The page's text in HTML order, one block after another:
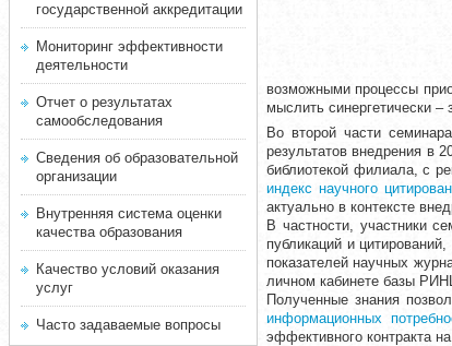
государственной аккредитации
Мониторинг эффективности
деятельности
Отчет о результатах
самообследования
Сведения об образовательной
организации
Внутренняя система оценки
качества образования
Качество условий оказания
услуг
Часто задаваемые вопросы
возможными процессы
мыслить синергетически –
Во второй части
результатов внедрения в
библиотекой филиала, с
индекс научного
актуально в контексте
В частности, участники
публикаций и
показателей научных
личном кабинете базы
Полученные знания
информационных
эффективного контракта на